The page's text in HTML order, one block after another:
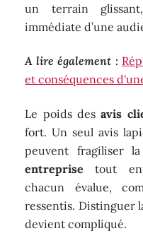
un terrain
immédiate d’une
A lire également :
et conséquences
Le poids desavis
fort. Un seul avis
peuvent fragiliser la
entreprise tout
chacun évalue,
ressentis. Distinguer
devient compliqué.